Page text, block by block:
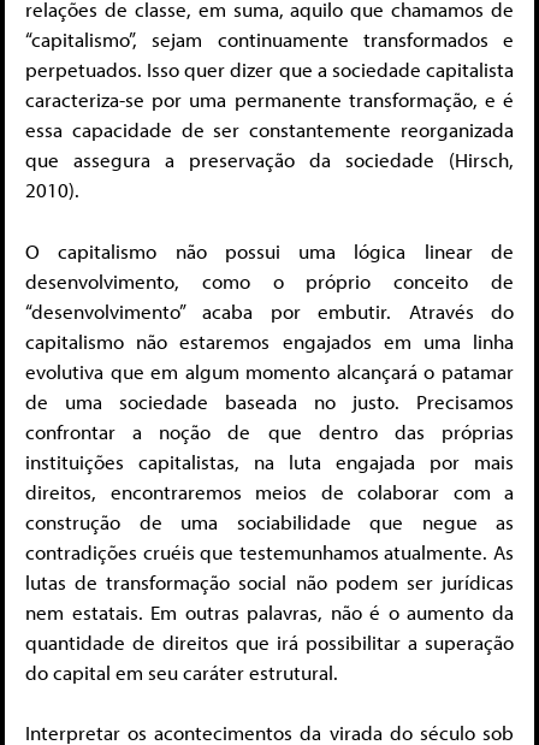
relações de classe, em suma, aquilo que chamamos de
“capitalismo”, sejam continuamente transformados e
perpetuados. Isso quer dizer que a sociedade capitalista
caracteriza-se por uma permanente transformação, e é
essa capacidade de ser constantemente reorganizada
que assegura a preservação da sociedade (Hirsch,
2010).
O capitalismo não possui uma lógica linear de
desenvolvimento, como o próprio conceito de
“desenvolvimento” acaba por embutir. Através do
capitalismo não estaremos engajados em uma linha
evolutiva que em algum momento alcançará o patamar
de uma sociedade baseada no justo. Precisamos
confrontar a noção de que dentro das próprias
instituições capitalistas, na luta engajada por mais
direitos, encontraremos meios de colaborar com a
construção de uma sociabilidade que negue as
contradições cruéis que testemunhamos atualmente. As
lutas de transformação social não podem ser jurídicas
nem estatais. Em outras palavras, não é o aumento da
quantidade de direitos que irá possibilitar a superação
do capital em seu caráter estrutural.
Interpretar os acontecimentos da virada do século sob